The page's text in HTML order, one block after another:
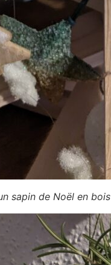
sapin de Noël en bois